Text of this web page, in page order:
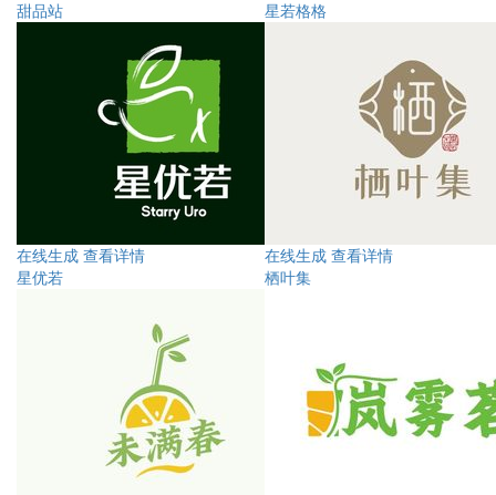
甜品站
星若格格
在线生成 查看详情
星优若
在线生成 查看详情
栖叶集